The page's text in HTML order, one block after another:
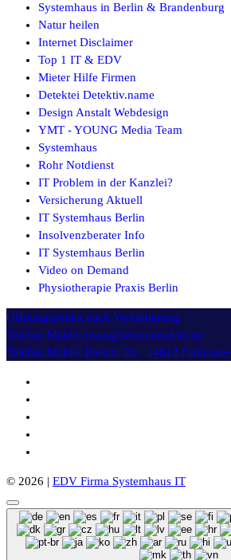
Systemhaus in Berlin & Brandenburg
Natur heilen
Internet Disclaimer
Top 1 IT & EDV
Mieter Hilfe Firmen
Detektei Detektiv.name
Design Anstalt Webdesign
YMT - YOUNG Media Team
Systemhaus
Rohr Notdienst
IT Problem in der Kanzlei?
Versicherung Aktuell
IT Systemhaus Berlin
Insolvenzberater Info
IT Systemhaus Berlin
Video on Demand
Physiotherapie Praxis Berlin
Öffnungszeiten nach Vereinbarung
Telefon Makler team@telefonmakler.de
Telefon Makler Poststr. 26 - 14612 Falkensee
© 2026 | EDV Firma Systemhaus IT